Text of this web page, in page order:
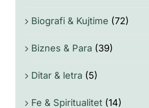
Biografi & Kujtime (72)
Biznes & Para (39)
Ditar & letra (5)
Fe & Spiritualitet (14)